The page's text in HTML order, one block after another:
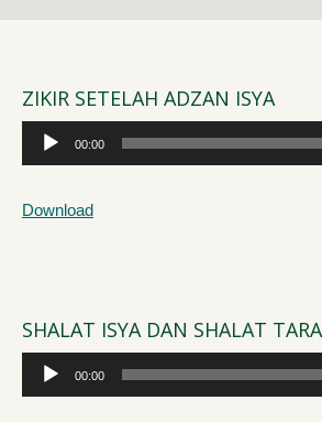
ZIKIR SETELAH ADZAN ISYA
Audio
Player
00:00
Download
SHALAT ISYA DAN SHALAT
Audio
Player
00:00